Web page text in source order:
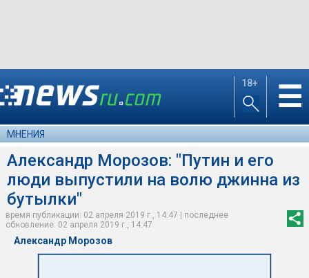
18+ ☰
МНЕНИЯ
Александр Морозов: "Путин и его
люди выпустили на волю джинна из
бутылки"
время публикации: 02 апреля 2019 г., 14:47 | последнее
обновление: 02 апреля 2019 г., 14:47
Александр Морозов